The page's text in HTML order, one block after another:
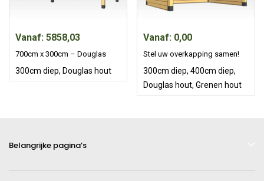
Vanaf: 5858,03
700cm x 300cm – Douglas
300cm diep, Douglas hout
Vanaf: 0,00
Stel uw overkapping samen!
300cm diep, 400cm diep,
Douglas hout, Grenen hout
Belangrijke pagina’s